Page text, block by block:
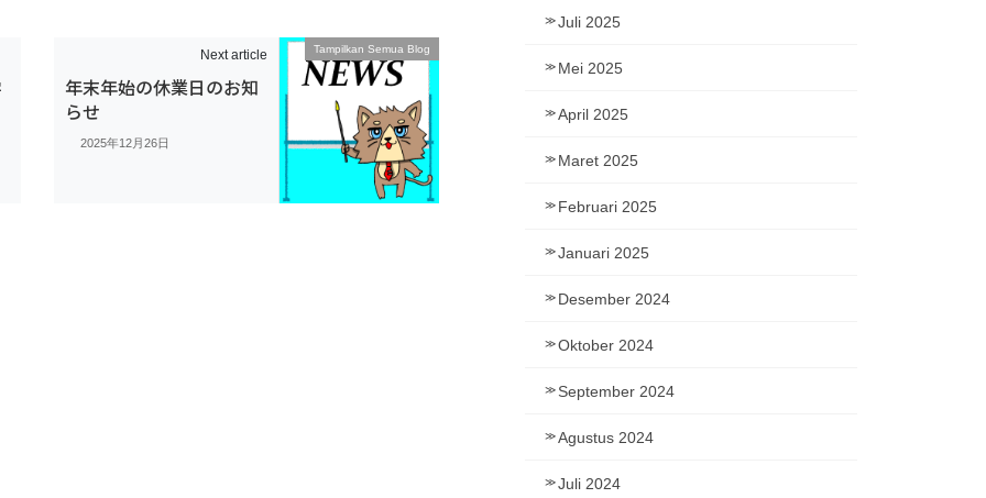
Tampilkan Semua Blog
Next article
年末年始の休業日のお知
らせ
2025年12月26日
Juli 2025
Mei 2025
April 2025
Maret 2025
Februari 2025
Januari 2025
Desember 2024
Oktober 2024
September 2024
Agustus 2024
Juli 2024